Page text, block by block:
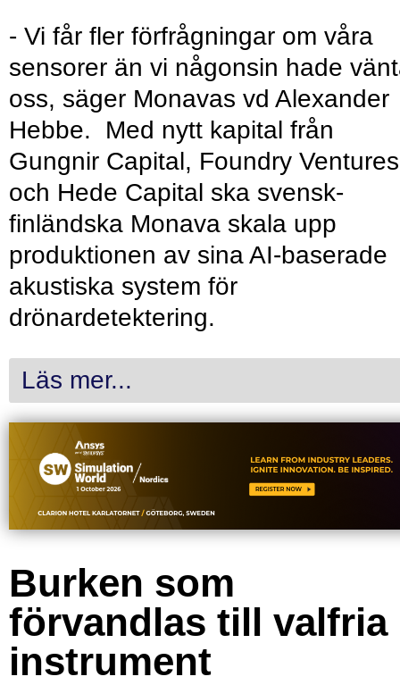
- Vi får fler förfrågningar om våra
sensorer än vi någonsin hade
oss, säger Monavas vd Alexander
Hebbe. Med nytt kapital från
Gungnir Capital, Foundry Ventures
och Hede Capital ska svensk-
finländska Monava skala upp
produktionen av sina AI-baserade
akustiska system för
drönardetektering.
Läs mer...
Burken som
förvandlas till valfria
instrument